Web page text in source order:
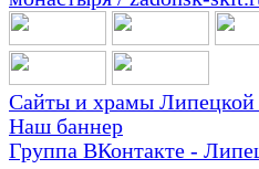
Сайты и храмы Липецкой
Наш баннер
Группа ВКонтакте -